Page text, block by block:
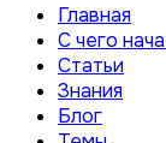
Главная
С чего
Статьи
Знания
Блог